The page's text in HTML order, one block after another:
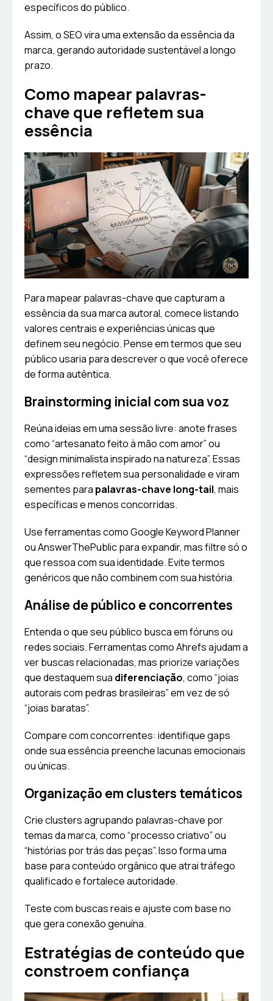
específicos do público.
Assim, o SEO vira uma extensão da essência da
marca, gerando autoridade sustentável a longo
prazo.
Como mapear palavras-
chave que refletem sua
essência
Para mapear palavras-chave que capturam a
essência da sua marca autoral, comece listando
valores centrais e experiências únicas que
definem seu negócio. Pense em termos que seu
público usaria para descrever o que você oferece
de forma autêntica.
Brainstorming inicial com sua voz
Reúna ideias em uma sessão livre: anote frases
como “artesanato feito à mão com amor” ou
“design minimalista inspirado na natureza”. Essas
expressões refletem sua personalidade e viram
sementes para palavras-chave long-tail, mais
específicas e menos concorridas.
Use ferramentas como Google Keyword Planner
ou AnswerThePublic para expandir, mas filtre só o
que ressoa com sua identidade. Evite termos
genéricos que não combinem com sua história.
Análise de público e concorrentes
Entenda o que seu público busca em fóruns ou
redes sociais. Ferramentas como Ahrefs ajudam a
ver buscas relacionadas, mas priorize variações
que destaquem sua diferenciação, como “joias
autorais com pedras brasileiras” em vez de só
“joias baratas”.
Compare com concorrentes: identifique gaps
onde sua essência preenche lacunas emocionais
ou únicas.
Organização em clusters temáticos
Crie clusters agrupando palavras-chave por
temas da marca, como “processo criativo” ou
“histórias por trás das peças”. Isso forma uma
base para conteúdo orgânico que atrai tráfego
qualificado e fortalece autoridade.
Teste com buscas reais e ajuste com base no
que gera conexão genuína.
Estratégias de conteúdo que
constroem confiança